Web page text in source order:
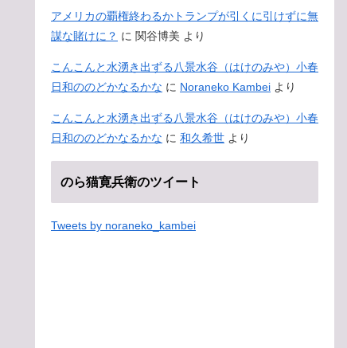
アメリカの覇権終わるかトランプが引くに引けずに無
謀な賭けに？ に 関谷博美 より
こんこんと水湧き出ずる八景水谷（はけのみや）小春
日和ののどかなるかな に Noraneko Kambei より
こんこんと水湧き出ずる八景水谷（はけのみや）小春
日和ののどかなるかな に 和久希世 より
のら猫寛兵衛のツイート
Tweets by noraneko_kambei